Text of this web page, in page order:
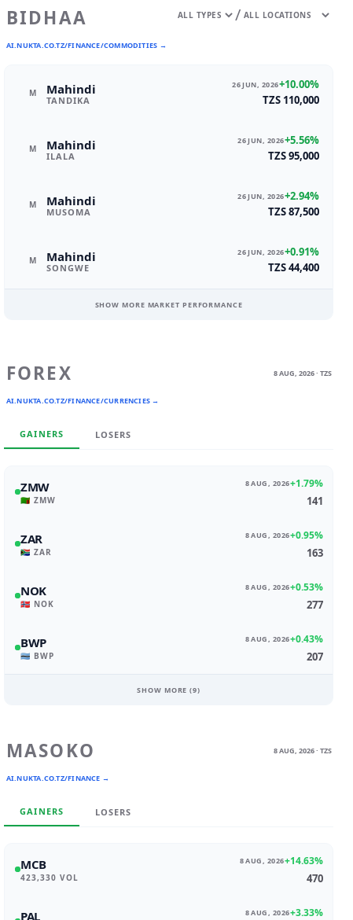
BIDHAA
AI.NUKTA.CO.TZ/FINANCE/COMMODITIES →
/
M Mahindi
TANDIKA
26 JUN, 2026+10.00%
TZS 110,000
M Mahindi
ILALA
26 JUN, 2026+5.56%
TZS 95,000
M Mahindi
MUSOMA
26 JUN, 2026+2.94%
TZS 87,500
M Mahindi
SONGWE
26 JUN, 2026+0.91%
TZS 44,400
SHOW MORE MARKET PERFORMANCE
FOREX
AI.NUKTA.CO.TZ/FINANCE/CURRENCIES →
8 AUG, 2026 · TZS
GAINERS LOSERS
ZMW
🇿🇲 ZMW
8 AUG, 2026+1.79%
141
ZAR
🇿🇦 ZAR
8 AUG, 2026+0.95%
163
NOK
🇳🇴 NOK
8 AUG, 2026+0.53%
277
BWP
🇧🇼 BWP
8 AUG, 2026+0.43%
207
SHOW MORE (9)
MASOKO
AI.NUKTA.CO.TZ/FINANCE →
8 AUG, 2026 · TZS
GAINERS LOSERS
MCB
423,330 VOL
8 AUG, 2026+14.63%
470
PAL 8 AUG, 2026+3.33%